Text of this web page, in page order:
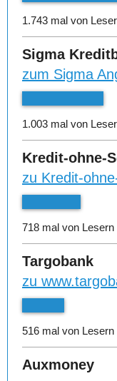
1.743 mal von
Sigma
zum Sigma
1.003 mal von
Kredit-ohne-
zu Kredit-
718 mal von
Targobank
zu
516 mal von
Auxmoney